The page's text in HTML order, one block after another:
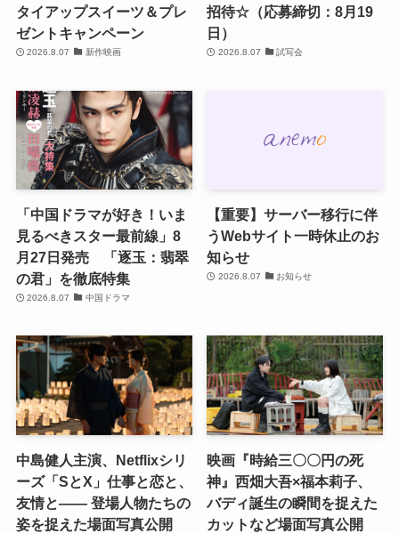
タイアップスイーツ＆プレ
ゼントキャンペーン
2026.8.07 新作映画
招待☆（応募締切：8月19
日）
2026.8.07 試写会
「中国ドラマが好き！いま
見るべきスター最前線」8
月27日発売 「逐玉：翡翠
の君」を徹底特集
2026.8.07 中国ドラマ
【重要】サーバー移行に伴
うWebサイト一時休止のお
知らせ
2026.8.07 お知らせ
中島健人主演、Netflixシリ
ーズ「SとX」仕事と恋と、
友情と―― 登場人物たちの
姿を捉えた場面写真公開
映画『時給三〇〇円の死
神』西畑大吾×福本莉子、
バディ誕生の瞬間を捉えた
カットなど場面写真公開